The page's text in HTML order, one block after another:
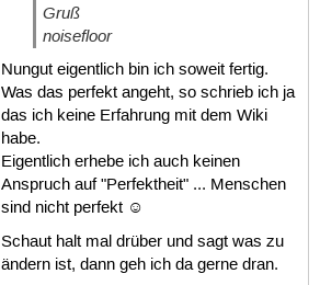
Gruß
noisefloor
Nungut eigentlich bin ich soweit fertig.
Was das perfekt angeht, so schrieb ich ja
das ich keine Erfahrung mit dem Wiki
habe.
Eigentlich erhebe ich auch keinen
Anspruch auf "Perfektheit" ... Menschen
sind nicht perfekt ☺
Schaut halt mal drüber und sagt was zu
ändern ist, dann geh ich da gerne dran.